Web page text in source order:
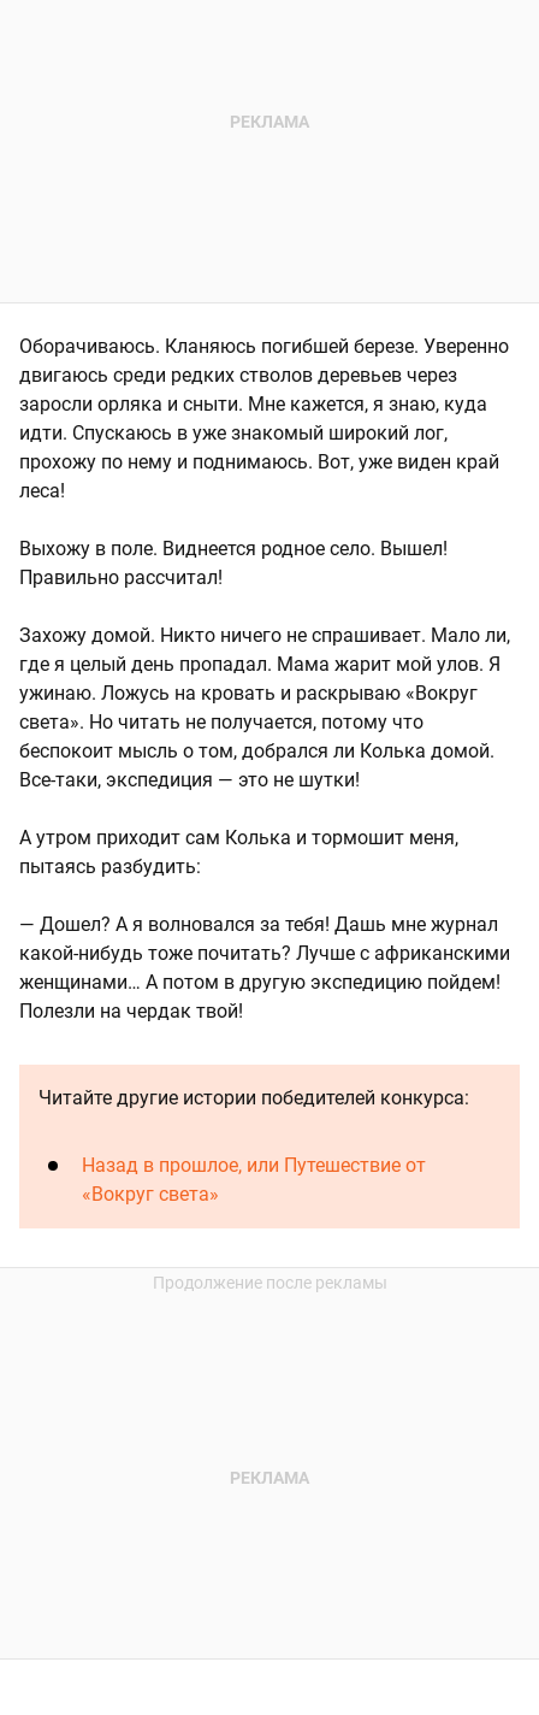
Оборачиваюсь. Кланяюсь погибшей березе. Уверенно
двигаюсь среди редких стволов деревьев через
заросли орляка и сныти. Мне кажется, я знаю, куда
идти. Спускаюсь в уже знакомый широкий лог,
прохожу по нему и поднимаюсь. Вот, уже виден край
леса!
Выхожу в поле. Виднеется родное село. Вышел!
Правильно рассчитал!
Захожу домой. Никто ничего не спрашивает. Мало ли,
где я целый день пропадал. Мама жарит мой улов. Я
ужинаю. Ложусь на кровать и раскрываю «Вокруг
света». Но читать не получается, потому что
беспокоит мысль о том, добрался ли Колька домой.
Все-таки, экспедиция — это не шутки!
А утром приходит сам Колька и тормошит меня,
пытаясь разбудить:
— Дошел? А я волновался за тебя! Дашь мне журнал
какой-нибудь тоже почитать? Лучше с африканскими
женщинами… А потом в другую экспедицию пойдем!
Полезли на чердак твой!
Читайте другие истории победителей конкурса:
Назад в прошлое, или Путешествие от
«Вокруг света»